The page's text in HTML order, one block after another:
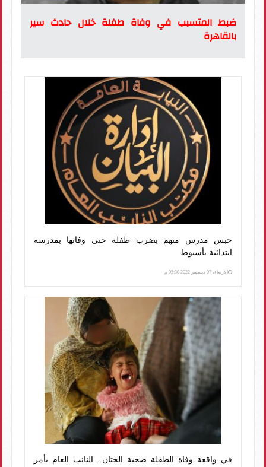
ضبط المتسبب في وفاة طفلة خلال حادث سير
بالقاهرة
حبس مدرس متهم بضرب طفلة حتى وفاتها بمدرسة
ابتدائية بأسيوط
الأربعاء، 07 ديسمبر 2022 05:30 م
في واقعة وفاة الطفلة ضحية الختان.. النائب العام يأمر